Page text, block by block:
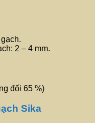
2 – 4 mm.
đối 65 %)
Sika